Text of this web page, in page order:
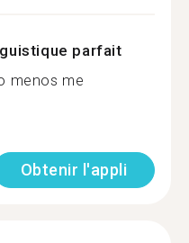
parfait
menos me
Obtenir l'appli